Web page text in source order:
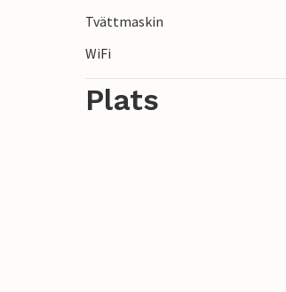
Tvättmaskin
WiFi
Plats